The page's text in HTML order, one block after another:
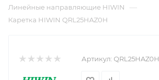
Линейные направляющие HIWIN —
Каретка HIWIN QRL25HAZ0H
Артикул: QRL25HAZ0H